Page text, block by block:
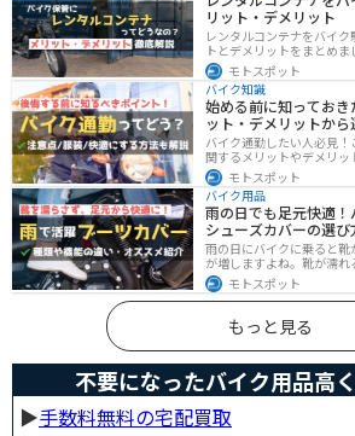
リット・デメリット
レンタルコンテナをバイ
トとデメリットをまとめ
いるなら、最強のセキュ
レンタルコンテナを検討
を利用することで格安で利
モトスポット
バイク知識
始める前に知ってお
ット・デメリットか
バイク通勤したい人必見
関するメリットやデメリッ
実は通勤時間を短縮でき
によっては許可されない
必要です。この記事を読
ります。
モトスポット
バイク用品
雨の日でも足元快適！
シューズカバーの選
雨の日にバイクに乗ると
が増しますよね。靴が濡
操作性にも影響が出るの
ーツカバーを使うことで
きます。防風効果もあるの
モトスポット
もっと見る
不要になったバイク用品高
▶︎手数料無料の宅配買取